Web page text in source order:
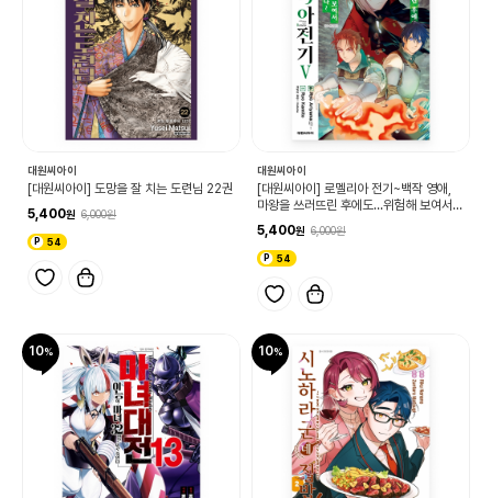
대원씨아이
[대원씨아이] 도망을 잘 치는 도련님 22권
5,400
6,000
54
대원씨아이
[대원씨아이] 로멜리아 전기~백작 영애,
마왕을 쓰러뜨린 후에도...위험해 보여서 5
권
5,400 6,000
54
10 10